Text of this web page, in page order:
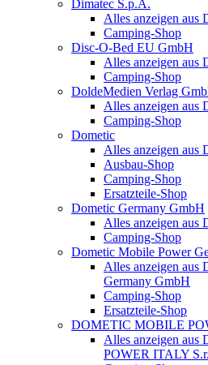
Dimatec S.p.A.
Alles anzeigen aus
Camping-Shop
Disc-O-Bed EU GmbH
Alles anzeigen aus
Camping-Shop
DoldeMedien Verlag
Alles anzeigen aus
Camping-Shop
Dometic
Alles anzeigen aus
Ausbau-Shop
Camping-Shop
Ersatzteile-Shop
Dometic Germany GmbH
Alles anzeigen aus
Camping-Shop
Dometic Mobile Power
Alles anzeigen aus
Germany GmbH
Camping-Shop
Ersatzteile-Shop
DOMETIC MOBILE
Alles anzeigen
POWER ITALY